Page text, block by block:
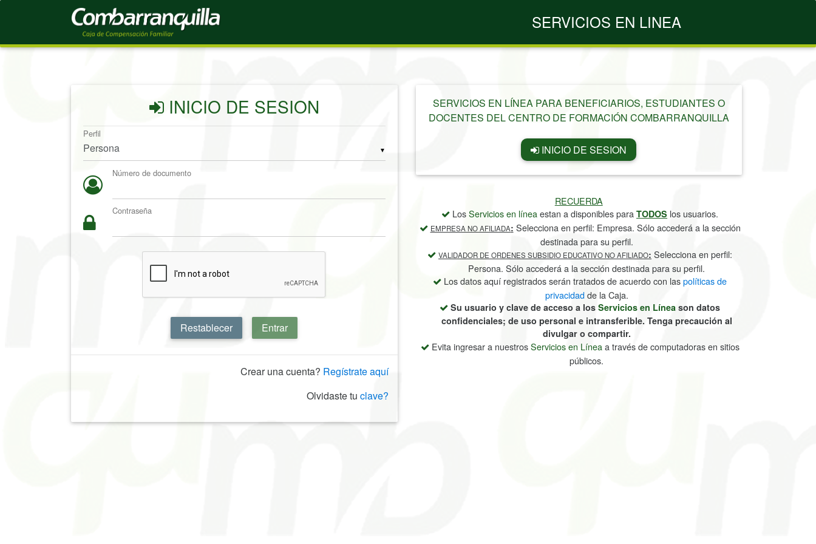
SERVICIOS EN LINEA
INICIO DE SESION
▼
Perfil
Número de documento
Contraseña
Restablecer Entrar
Crear una cuenta? Regístrate aquí
Olvidaste tu clave?
SERVICIOS EN LÍNEA PARA BENEFICIARIOS, ESTUDIANTES O
DOCENTES DEL CENTRO DE FORMACIÓN COMBARRANQUILLA
INICIO DE SESION
RECUERDA
LosServicios en líneaestan a disponibles paraTODOS los usuarios.
EMPRESA NO AFILIADA: Selecciona en perfil: Empresa. Sólo accederá a la sección
destinada para su perfil.
VALIDADOR DE ORDENES SUBSIDIO EDUCATIVO NO AFILIADO: Selecciona en perfil:
Persona. Sólo accederá a la sección destinada para su perfil.
Los datos aquí registrados serán tratados de acuerdo con laspolíticas de
privacidadde la Caja.
Su usuario y clave de acceso a losServicios en Línea son datos
confidenciales; de uso personal e intransferible. Tenga precaución al
divulgar o compartir.
Evita ingresar a nuestrosServicios en Líneaa través de computadoras en sitios
públicos.